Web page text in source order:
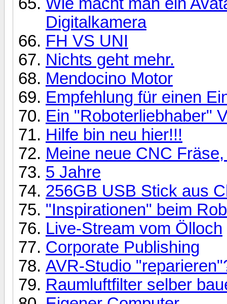
Digitalkamera
FH VS UNI
Nichts geht mehr.
Mendocino Motor
Empfehlung für einen
Ein "Roboterliebhaber"
Hilfe bin neu hier!!!
Meine neue CNC
5 Jahre
256GB USB Stick aus
"Inspirationen" beim
Live-Stream vom Ölloch
Corporate Publishing
AVR-Studio
Raumluftfilter selber